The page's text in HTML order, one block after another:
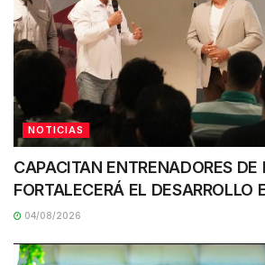
NOTICIAS
CAPACITAN ENTRENADORES DE
FORTALECERÁ EL DESARROLLO
04/08/2026